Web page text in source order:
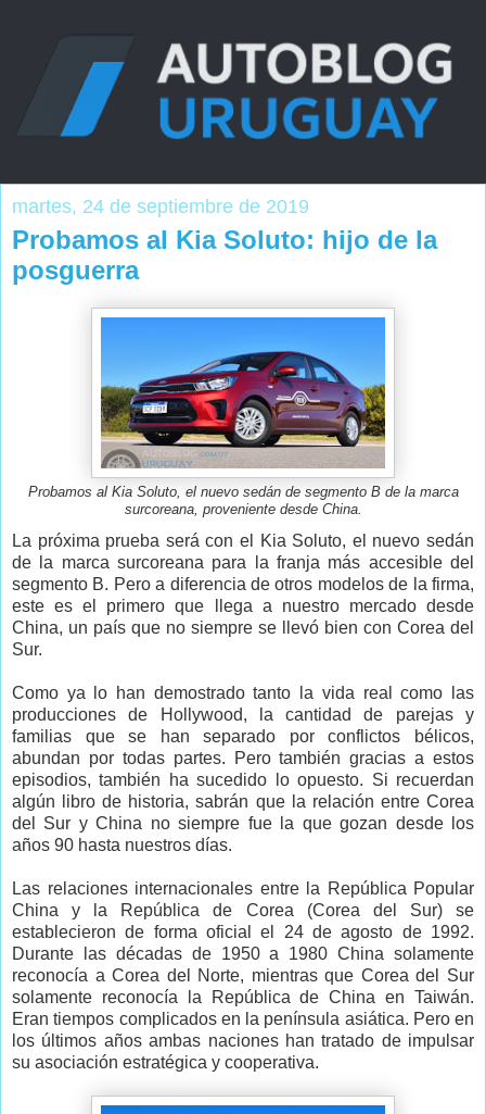
martes, 24 de septiembre de 2019
Probamos al Kia Soluto: hijo de la
posguerra
Probamos al Kia Soluto, el nuevo sedán de segmento B de la marca
surcoreana, proveniente desde China.
La próxima prueba será con el Kia Soluto, el nuevo sedán
de la marca surcoreana para la franja más accesible del
segmento B. Pero a diferencia de otros modelos de la firma,
este es el primero que llega a nuestro mercado desde
China, un país que no siempre se llevó bien con Corea del
Sur.
Como ya lo han demostrado tanto la vida real como las
producciones de Hollywood, la cantidad de parejas y
familias que se han separado por conflictos bélicos,
abundan por todas partes. Pero también gracias a estos
episodios, también ha sucedido lo opuesto. Si recuerdan
algún libro de historia, sabrán que la relación entre Corea
del Sur y China no siempre fue la que gozan desde los
años 90 hasta nuestros días.
Las relaciones internacionales entre la República Popular
China y la República de Corea (Corea del Sur) se
establecieron de forma oficial el 24 de agosto de 1992.
Durante las décadas de 1950 a 1980 China solamente
reconocía a Corea del Norte, mientras que Corea del Sur
solamente reconocía la República de China en Taiwán.
Eran tiempos complicados en la península asiática. Pero en
los últimos años ambas naciones han tratado de impulsar
su asociación estratégica y cooperativa.